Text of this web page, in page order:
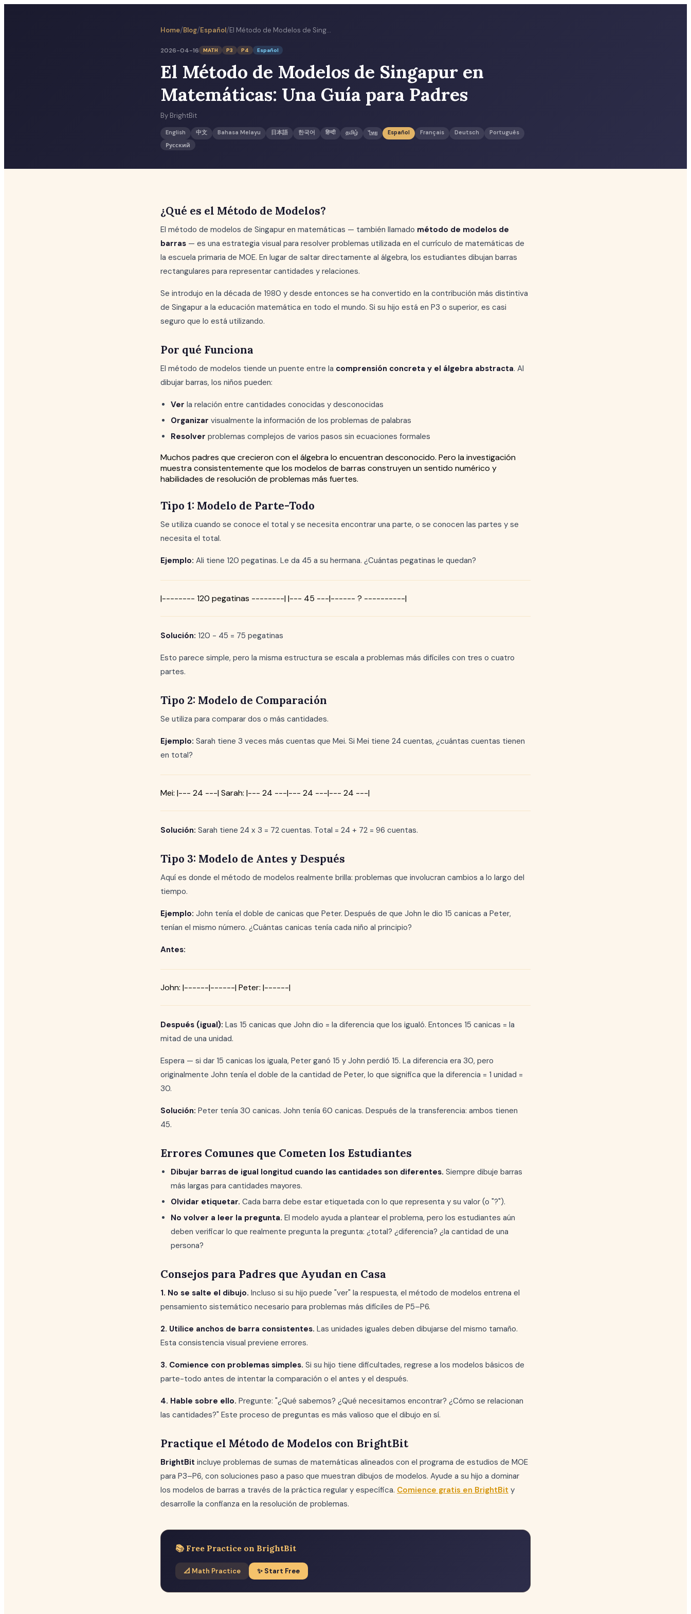
Home/Blog/Español/ El Método de Modelos de Singapur en Matemáticas: Una Guía para Padres
2026-04-16 MATH P3 P4 Español
El Método de Modelos de Singapur en
Matemáticas: Una Guía para Padres
By BrightBit
English 中文 Bahasa Melayu 日本語 한국어 हिन्दी தமிழ் ไทย Español Français Deutsch
Português
Русский
¿Qué es el Método de Modelos?
El método de modelos de Singapur en matemáticas — también llamado método de modelos de
barras — es una estrategia visual para resolver problemas utilizada en el currículo de matemáticas de
la escuela primaria de MOE. En lugar de saltar directamente al álgebra, los estudiantes dibujan barras
rectangulares para representar cantidades y relaciones.
Se introdujo en la década de 1980 y desde entonces se ha convertido en la contribución más distintiva
de Singapur a la educación matemática en todo el mundo. Si su hijo está en P3 o superior, es casi
seguro que lo está utilizando.
Por qué Funciona
El método de modelos tiende un puente entre la comprensión concreta y el álgebra abstracta. Al
dibujar barras, los niños pueden:
Ver la relación entre cantidades conocidas y desconocidas
Organizar visualmente la información de los problemas de palabras
Resolver problemas complejos de varios pasos sin ecuaciones formales
Muchos padres que crecieron con el álgebra lo encuentran desconocido. Pero la investigación
muestra consistentemente que los modelos de barras construyen un sentido numérico y
habilidades de resolución de problemas más fuertes.
Tipo 1: Modelo de Parte-Todo
Se utiliza cuando se conoce el total y se necesita encontrar una parte, o se conocen las partes y se
necesita el total.
Ejemplo: Ali tiene 120 pegatinas. Le da 45 a su hermana. ¿Cuántas pegatinas le quedan?
|-------- 120 pegatinas --------| |--- 45 ---|------ ? ----------|
Solución: 120 - 45 = 75 pegatinas
Esto parece simple, pero la misma estructura se escala a problemas más difíciles con tres o cuatro
partes.
Tipo 2: Modelo de Comparación
Se utiliza para comparar dos o más cantidades.
Ejemplo: Sarah tiene 3 veces más cuentas que Mei. Si Mei tiene 24 cuentas, ¿cuántas cuentas tienen
en total?
Mei: |--- 24 ---| Sarah: |--- 24 ---|--- 24 ---|--- 24 ---|
Solución: Sarah tiene 24 x 3 = 72 cuentas. Total = 24 + 72 = 96 cuentas.
Tipo 3: Modelo de Antes y Después
Aquí es donde el método de modelos realmente brilla: problemas que involucran cambios a lo largo del
tiempo.
Ejemplo: John tenía el doble de canicas que Peter. Después de que John le dio 15 canicas a Peter,
tenían el mismo número. ¿Cuántas canicas tenía cada niño al principio?
Antes:
John: |------|------| Peter: |------|
Después (igual): Las 15 canicas que John dio = la diferencia que los igualó. Entonces 15 canicas = la
mitad de una unidad.
Espera — si dar 15 canicas los iguala, Peter ganó 15 y John perdió 15. La diferencia era 30, pero
originalmente John tenía el doble de la cantidad de Peter, lo que significa que la diferencia = 1 unidad =
30.
Solución: Peter tenía 30 canicas. John tenía 60 canicas. Después de la transferencia: ambos tienen
45.
Errores Comunes que Cometen los Estudiantes
Dibujar barras de igual longitud cuando las cantidades son diferentes. Siempre dibuje barras
más largas para cantidades mayores.
Olvidar etiquetar. Cada barra debe estar etiquetada con lo que representa y su valor (o "?").
No volver a leer la pregunta. El modelo ayuda a plantear el problema, pero los estudiantes aún
deben verificar lo que realmente pregunta la pregunta: ¿total? ¿diferencia? ¿la cantidad de una
persona?
Consejos para Padres que Ayudan en Casa
1. No se salte el dibujo. Incluso si su hijo puede "ver" la respuesta, el método de modelos entrena el
pensamiento sistemático necesario para problemas más difíciles de P5–P6.
2. Utilice anchos de barra consistentes. Las unidades iguales deben dibujarse del mismo tamaño.
Esta consistencia visual previene errores.
3. Comience con problemas simples. Si su hijo tiene dificultades, regrese a los modelos básicos de
parte-todo antes de intentar la comparación o el antes y el después.
4. Hable sobre ello. Pregunte: "¿Qué sabemos? ¿Qué necesitamos encontrar? ¿Cómo se relacionan
las cantidades?" Este proceso de preguntas es más valioso que el dibujo en sí.
Practique el Método de Modelos con BrightBit
BrightBit incluye problemas de sumas de matemáticas alineados con el programa de estudios de MOE
para P3–P6, con soluciones paso a paso que muestran dibujos de modelos. Ayude a su hijo a dominar
los modelos de barras a través de la práctica regular y específica. Comience gratis en BrightBit y
desarrolle la confianza en la resolución de problemas.
📚 Free Practice on BrightBit
📐 Math Practice ✨ Start Free